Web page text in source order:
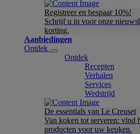
Registreer en bespaar 10%!
Schrijf u in voor onze
korting.
Aanbiedingen
Ontdek
Ontdek
Recepten
Verhalen
Services
Wedstrijd
De essentials van Le Creuset
Van koken tot serveren: vind
producten voor uw keuken.